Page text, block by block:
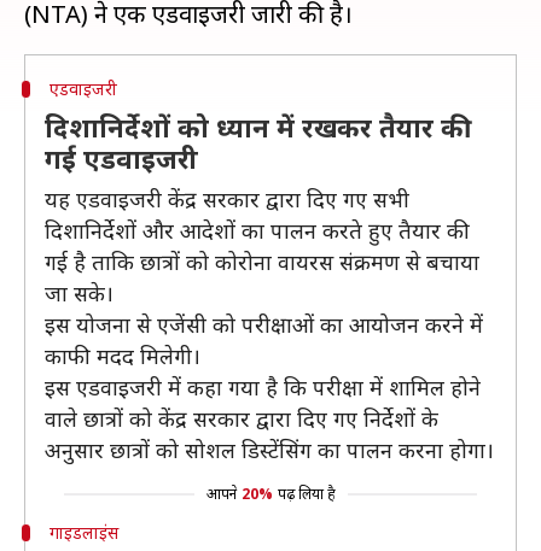
एडवाइजरी
दिशानिर्देशों को ध्यान में रखकर तैयार की
गई एडवाइजरी
यह एडवाइजरी केंद्र सरकार द्वारा दिए गए सभी
दिशानिर्देशों और आदेशों का पालन करते हुए तैयार की
गई है ताकि छात्रों को कोरोना वायरस संक्रमण से बचाया
जा सके।
इस योजना से एजेंसी को परीक्षाओं का आयोजन करने में
काफी मदद मिलेगी।
इस एडवाइजरी में कहा गया है कि परीक्षा में शामिल होने
वाले छात्रों को केंद्र सरकार द्वारा दिए गए निर्देशों के
अनुसार छात्रों को सोशल डिस्टेंसिंग का पालन करना होगा।
आपने 20% पढ़ लिया है
गाइडलाइंस